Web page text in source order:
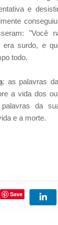
e
"Você
era surdo, e
todo.
: as palavras
a vida dos
da
e a morte.
Save